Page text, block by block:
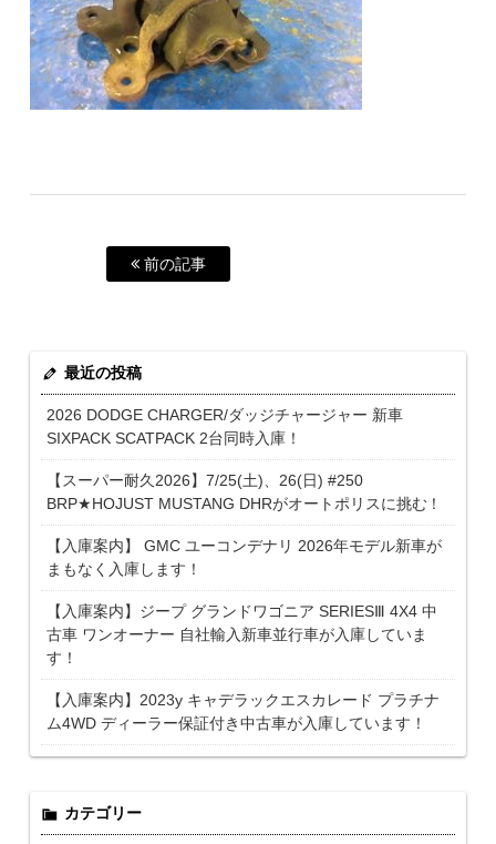
前の記事
最近の投稿
2026 DODGE CHARGER/ダッジチャージャー 新車
SIXPACK SCATPACK 2台同時入庫！
【スーパー耐久2026】7/25(土)、26(日) #250
BRP★HOJUST MUSTANG DHRがオートポリスに挑む！
【入庫案内】 GMC ユーコンデナリ 2026年モデル新車が
まもなく入庫します！
【入庫案内】ジープ グランドワゴニア SERIESⅢ 4X4 中
古車 ワンオーナー 自社輸入新車並行車が入庫していま
す！
【入庫案内】2023y キャデラックエスカレード プラチナ
ム4WD ディーラー保証付き中古車が入庫しています！
カテゴリー